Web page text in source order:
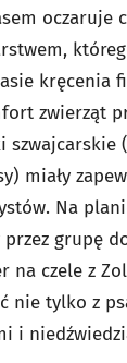
oczaruje
zwierząt
miały
Na
przez grupę
na czele z
nie tylko z
i